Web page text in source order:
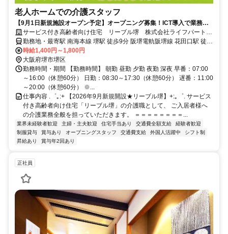
老人ホームでの介護スタッフ
【9月1日新規施設オープン予定】オープニング募集！ICT導入で業務負
担軽減★サ高住の介護スタッフ
サービス付き高齢者向け住宅 リーブル堺 株式会社ライフパートナ
ー
勤務地・最寄駅 南海本線 堺駅 徒歩9分 阪堺電軌阪堺線 花田口駅 徒歩
2分
時給1,400円～1,800円
大阪府堺市堺区
勤務時間・期間 【勤務時間】 朝勤 昼勤 夕勤 夜勤 深夜 早番：07:00
～16:00（休憩60分） 日勤：08:30～17:30（休憩60分） 遅番：11:00
～20:00（休憩60分） ※...
仕事内容 .゜｡:+ 【2026年9月新規開設★リーブル堺】+:｡゜. サービス
付き高齢者向け住宅「リーブル堺」の介護職として、 ご入居者様へ
の介護業務全般を担っていただきます。 ＝＝＝＝＝＝＝＝...
業界未経験者歓迎 主婦・主夫歓迎 住宅手当あり 交通費全額支給
経験者歓迎
制服貸与
賞与あり オープニングスタッフ 交通費支給 外国人活躍中
シフト制
昇給あり
賞与年2回あり
正社員